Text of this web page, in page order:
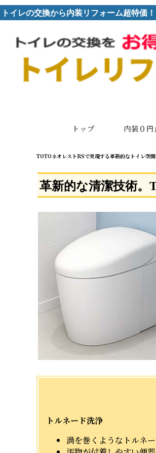
トイレの交換から内装リフォーム超特価
トップ 内装０円
TOTOネオレストRSで実現する革新的なトイレ空間
革新的な清潔技術。
トルネード洗浄
渦を巻くようなトルネ